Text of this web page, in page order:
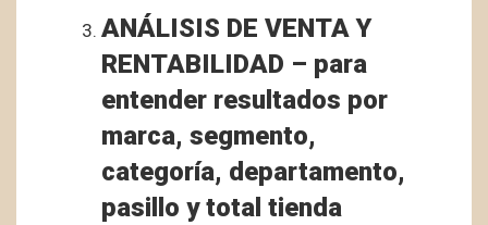
ANÁLISIS DE VENTA Y
RENTABILIDAD – para
entender resultados por
marca, segmento,
categoría, departamento,
pasillo y total tienda